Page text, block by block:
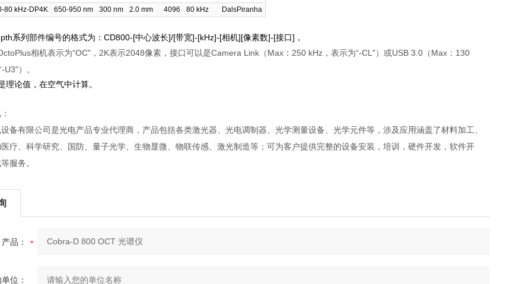
80 kHz-DP4K
650-950 nm 300 nm 2.0 mm 4096 80 kHz DalsPiranha
系列部件编号的格式为：CD800-[中心波长]/[带宽]-[kHz]-[相机][像素数]-[接口]，
相机表示为“OC"，2K表示2048像素，接口可以是Camera Link（Max：250 kHz，表示为“-CL"）或USB 3.0（Max：130
U3"）。
理论值，在空气中计算。
设备有限公司是光电产品专业代理商，产品包括各类激光器、光电调制器、光学测量设备、光学元件等，涉及应用涵盖了材料加工、
疗、科学研究、国防、量子光学、生物显微、物联传感、激光制造等；可为客户提供完整的设备安装，培训，硬件开发，软件开
服务。
产品：
位：